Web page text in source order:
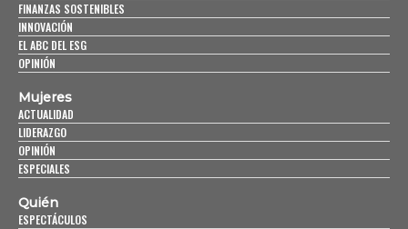
FINANZAS SOSTENIBLES
INNOVACIÓN
EL ABC DEL ESG
OPINIÓN
Mujeres
ACTUALIDAD
LIDERAZGO
OPINIÓN
ESPECIALES
Quién
ESPECTÁCULOS